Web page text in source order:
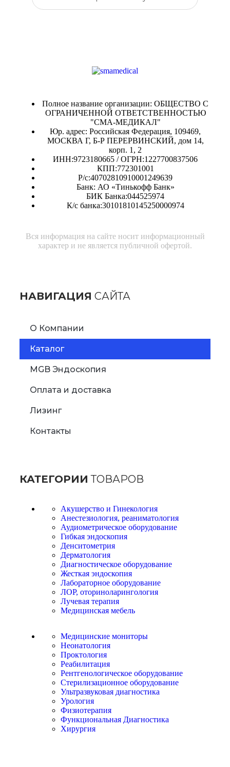
Полное название организации: ОБЩЕСТВО С
ОГРАНИЧЕННОЙ ОТВЕТСТВЕННОСТЬЮ
"СМА-МЕДИКАЛ"
Юр. адрес: Российская Федерация, 109469,
МОСКВА Г, Б-Р ПЕРЕРВИНСКИЙ, дом 14,
корп. 1, 2
ИНН:9723180665 / ОГРН:1227700837506
КПП:772301001
Р/с:40702810910001249639
Банк: АО «Тинькофф Банк»
БИК Банка:044525974
К/с банка:30101810145250000974
Вся информация на сайте носит информационный
характер и не является публичной офертой.
НАВИГАЦИЯ САЙТА
О Компании
Каталог
MGB Эндоскопия
Оплата и доставка
Лизинг
Контакты
КАТЕГОРИИ ТОВАРОВ
Акушерство и Гинекология
Анестезиология, реаниматология
Аудиометрическое оборудование
Гибкая эндоскопия
Денситометрия
Дерматология
Диагностическое оборудование
Жесткая эндоскопия
Лабораторное оборудование
ЛОР, оториноларингология
Лучевая терапия
Медицинская мебель
Медицинские мониторы
Неонатология
Проктология
Реабилитация
Рентгенологическое оборудование
Стерилизационное оборудование
Ультразвуковая диагностика
Урология
Физиотерапия
Функциональная Диагностика
Хирургия